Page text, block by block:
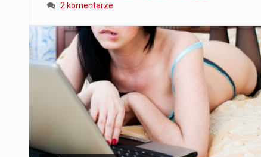
2 komentarze